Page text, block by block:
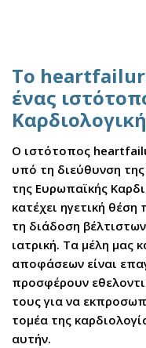
Το
ένας
Ο ιστότοπος
υπό τη διεύθυνση
της Ευρωπαϊκής
κατέχει ηγετική
τη διάδοση
ιατρική. Τα μέλη μας
αποφάσεων είναι
προσφέρουν
τους για να
τομέα της
αυτήν.